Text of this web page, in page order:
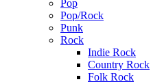
Pop
Pop/Rock
Punk
Rock
Indie Rock
Country Rock
Folk Rock